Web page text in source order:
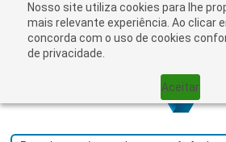
Nosso site utiliza cookies para lhe
mais relevante experiência. Ao clicar
concorda com o uso de cookies
de privacidade.
Aceitar